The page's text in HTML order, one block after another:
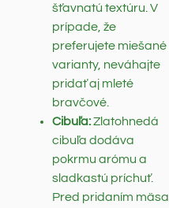
šťavnatú textúru. V
prípade, že
preferujete miešané
varianty, neváhajte
pridať aj mleté
bravčové.
Cibuľa:Zlatohnedá
cibuľa dodáva
pokrmu arómu a
sladkastú príchuť.
Pred pridaním mäsa